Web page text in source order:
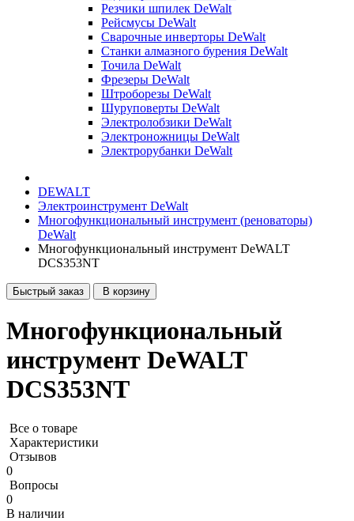
Резчики шпилек DeWalt
Рейсмусы DeWalt
Сварочные инверторы DeWalt
Станки алмазного бурения DeWalt
Точила DeWalt
Фрезеры DeWalt
Штроборезы DeWalt
Шуруповерты DeWalt
Электролобзики DeWalt
Электроножницы DeWalt
Электрорубанки DeWalt
DEWALT
Электроинструмент DeWalt
Многофункциональный инструмент (реноваторы)
DeWalt
Многофункциональный инструмент DeWALT
DCS353NT
Быстрый заказ В корзину
Многофункциональный
инструмент DeWALT
DCS353NT
Все о товаре
Характеристики
Отзывов
0
Вопросы
0
В наличии